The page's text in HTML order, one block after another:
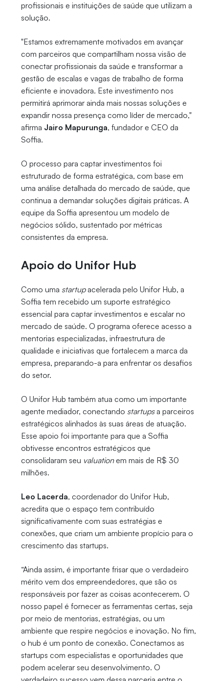
profissionais e instituições de saúde que utilizam a
solução.
"Estamos extremamente motivados em avançar
com parceiros que compartilham nossa visão de
conectar profissionais da saúde e transformar a
gestão de escalas e vagas de trabalho de forma
eficiente e inovadora. Este investimento nos
permitirá aprimorar ainda mais nossas soluções e
expandir nossa presença como líder de mercado,"
afirma Jairo Mapurunga, fundador e CEO da
Soffia.
O processo para captar investimentos foi
estruturado de forma estratégica, com base em
uma análise detalhada do mercado de saúde, que
continua a demandar soluções digitais práticas. A
equipe da Soffia apresentou um modelo de
negócios sólido, sustentado por métricas
consistentes da empresa.
Apoio do Unifor Hub
Como uma startupacelerada pelo Unifor Hub, a
Soffia tem recebido um suporte estratégico
essencial para captar investimentos e escalar no
mercado de saúde. O programa oferece acesso a
mentorias especializadas, infraestrutura de
qualidade e iniciativas que fortalecem a marca da
empresa, preparando-a para enfrentar os desafios
do setor.
O Unifor Hub também atua como um importante
agente mediador, conectando startupsa parceiros
estratégicos alinhados às suas áreas de atuação.
Esse apoio foi importante para que a Soffia
obtivesse encontros estratégicos que
consolidaram seu valuationem mais de R$ 30
milhões.
Leo Lacerda, coordenador do Unifor Hub,
acredita que o espaço tem contribuído
significativamente com suas estratégias e
conexões, que criam um ambiente propício para o
crescimento das startups.
“Ainda assim, é importante frisar que o verdadeiro
mérito vem dos empreendedores, que são os
responsáveis por fazer as coisas acontecerem. O
nosso papel é fornecer as ferramentas certas, seja
por meio de mentorias, estratégias, ou um
ambiente que respire negócios e inovação. No fim,
o hub é um ponto de conexão. Conectamos as
startups com especialistas e oportunidades que
podem acelerar seu desenvolvimento. O